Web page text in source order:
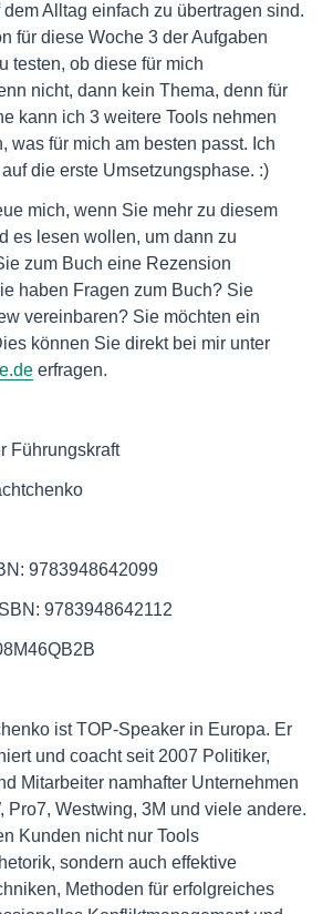
Alltag einfach zu übertragen sind.
für diese Woche 3 der Aufgaben
testen, ob diese für mich
nicht, dann kein Thema, denn für
kann ich 3 weitere Tools nehmen
was für mich am besten passt. Ich
die erste Umsetzungsphase. :)
mich, wenn Sie mehr zu diesem
es lesen wollen, um dann zu
zum Buch eine Rezension
haben Fragen zum Buch? Sie
vereinbaren? Sie möchten ein
können Sie direkt bei mir unter
erfragen.
Führungskraft
9783948642099
9783948642112
ist TOP-Speaker in Europa. Er
und coacht seit 2007 Politiker,
Mitarbeiter namhafter Unternehmen
Pro7, Westwing, 3M und viele andere.
Kunden nicht nur Tools
sondern auch effektive
Methoden für erfolgreiches